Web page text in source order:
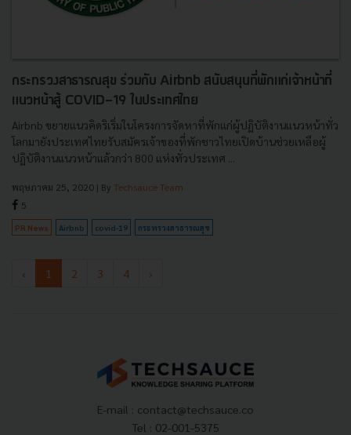
กระทรวงสาธารณสุข ร่วมกับ Airbnb สนับสนุนที่พักแก่เจ้าหน้าที่
แนวหน้าสู้ COVID-19 ในประเทศไทย
Airbnb ขยายแนวคิดริเริ่มในโครงการจัดหาที่พักแก่ผู้ปฏิบัติงานแนวหน้าทั่ว
โลกมายังประเทศไทยรับสมัครเจ้าของที่พักชาวไทยเปิดบ้านช่วยเหลือผู้
ปฏิบัติงานแนวหน้าแล้วกว่า 800 แห่งทั่วประเทศ ...
พฤษภาคม 25, 2020 | By Techsauce Team
5
PR News Airbnb covid-19 กระทรวงสาธารณสุข
‹ 1 2 3 4 ›
E-mail : contact@techsauce.co
Tel : 02-001-5375